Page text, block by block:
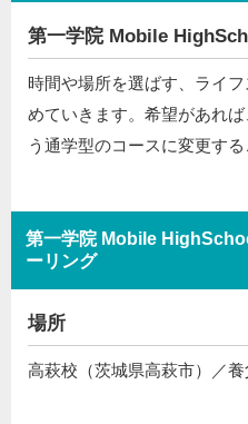
第一学院 Mobile
時間や場所を選ばす、ライ
めていきます。希望があれ
う通学型のコースに変更する
第一学院 Mobile
ーリング
場所
高萩校（茨城県高萩市）／養